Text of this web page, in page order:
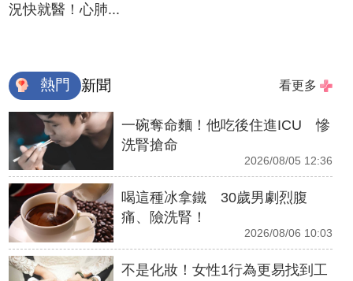
況快就醫！心肺...
熱門 新聞 看更多
一碗奪命麵！他吃後住進ICU 慘
洗腎搶命
2026/08/05 12:36
喝這種冰拿鐵 30歲男劇烈腹
痛、險洗腎！
2026/08/06 10:03
不是化妝！女性1行為更易找到工